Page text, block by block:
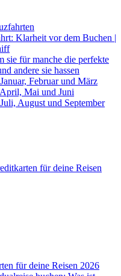
Klarheit vor dem Buchen |
sie für manche die perfekte
andere sie hassen
Februar und März
Mai und Juni
August und September
für deine Reisen
für deine Reisen 2026